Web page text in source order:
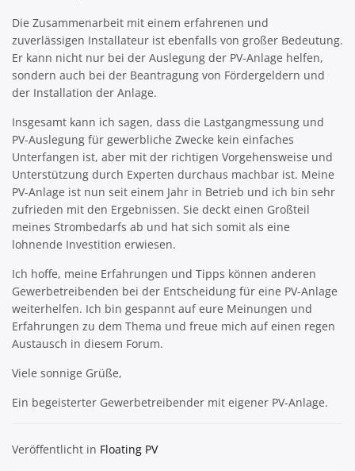
Die Zusammenarbeit mit einem erfahrenen und
zuverlässigen Installateur ist ebenfalls von großer Bedeutung.
Er kann nicht nur bei der Auslegung der PV-Anlage helfen,
sondern auch bei der Beantragung von Fördergeldern und
der Installation der Anlage.
Insgesamt kann ich sagen, dass die Lastgangmessung und
PV-Auslegung für gewerbliche Zwecke kein einfaches
Unterfangen ist, aber mit der richtigen Vorgehensweise und
Unterstützung durch Experten durchaus machbar ist. Meine
PV-Anlage ist nun seit einem Jahr in Betrieb und ich bin sehr
zufrieden mit den Ergebnissen. Sie deckt einen Großteil
meines Strombedarfs ab und hat sich somit als eine
lohnende Investition erwiesen.
Ich hoffe, meine Erfahrungen und Tipps können anderen
Gewerbetreibenden bei der Entscheidung für eine PV-Anlage
weiterhelfen. Ich bin gespannt auf eure Meinungen und
Erfahrungen zu dem Thema und freue mich auf einen regen
Austausch in diesem Forum.
Viele sonnige Grüße,
Ein begeisterter Gewerbetreibender mit eigener PV-Anlage.
Veröffentlicht in Floating PV